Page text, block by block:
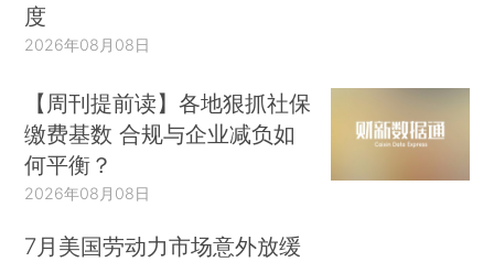
度
2026年08月08日
【周刊提前读】各地狠抓社保
缴费基数 合规与企业减负如
何平衡？
2026年08月08日
7月美国劳动力市场意外放缓